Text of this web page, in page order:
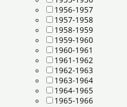
1956-1957
1957-1958
1958-1959
1959-1960
1960-1961
1961-1962
1962-1963
1963-1964
1964-1965
1965-1966